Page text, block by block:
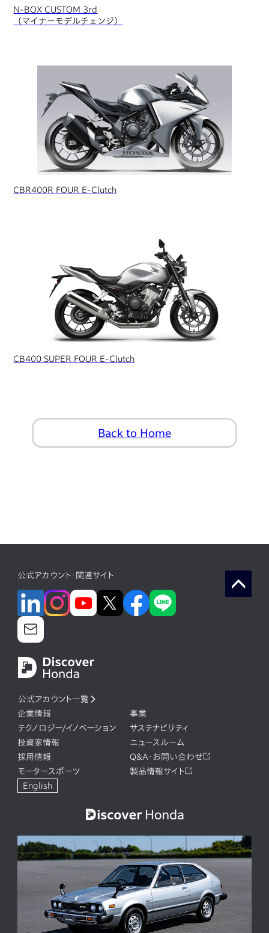
N-BOX CUSTOM 3rd
（マイナーモデルチェンジ）
CBR400R FOUR E-Clutch
CB400 SUPER FOUR E-Clutch
Back to Home
公式アカウント・関連サイト
公式アカウント一覧
企業情報
事業
テクノロジー/イノベーション
サステナビリティ
投資家情報
ニュースルーム
採用情報
Q&A・お問い合わせ
モータースポーツ
製品情報サイト
English